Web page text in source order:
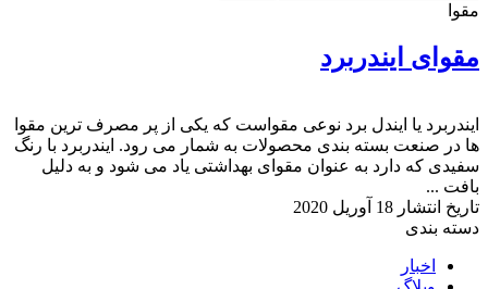
مقوا
مقوای ایندربرد
ایندربرد یا ایندل برد نوعی مقواست که یکی از پر مصرف ترین مقوا
ها در صنعت بسته بندی محصولات به شمار می رود. ایندربرد با رنگ
سفیدی که دارد به عنوان مقوای بهداشتی یاد می شود و به دلیل
بافت ...
تاریخ انتشار 18 آوریل 2020
دسته بندی
اخبار